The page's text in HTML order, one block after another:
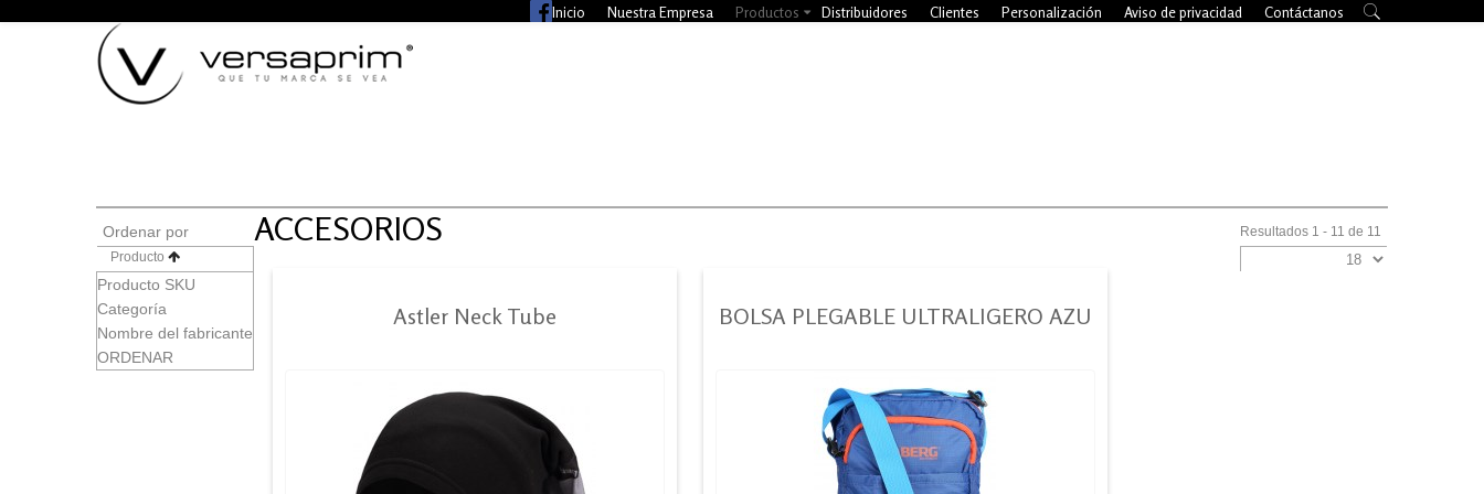
Inicio Nuestra Empresa Productos Distribuidores Clientes Personalización Aviso de privacidad Contáctanos
Ordenar por
Producto
Producto SKU
Categoría
Nombre del fabricante
ORDENAR
Resultados 1 - 11 de 11
ACCESORIOS
Astler Neck Tube BOLSA PLEGABLE ULTRALIGERO AZU